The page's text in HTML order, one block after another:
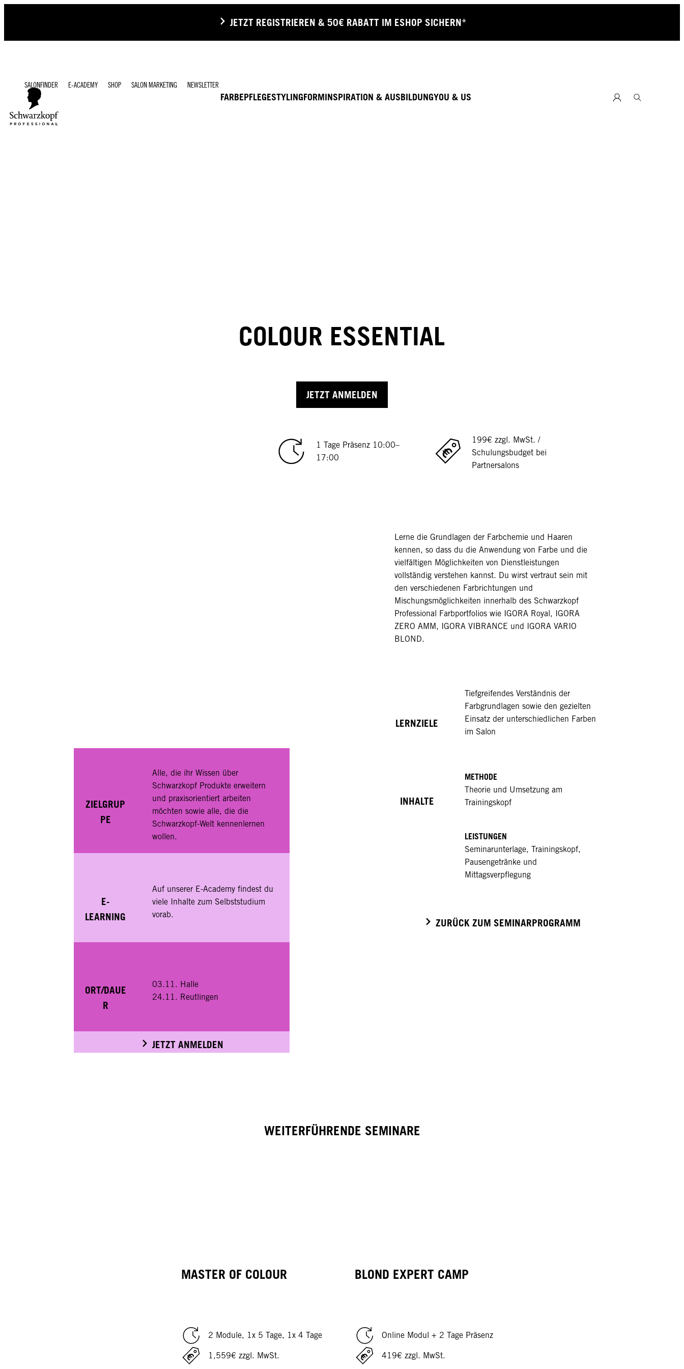
JETZT REGISTRIEREN & 50€ RABATT IM ESHOP SICHERN*
FARBEPFLEGESTYLINGFORMINSPIRATION & AUSBILDUNGYOU & US
SALONFINDER E-ACADEMY SHOP SALON MARKETING NEWSLETTER
COLOUR ESSENTIAL
JETZT ANMELDEN
1 Tage Präsenz 10:00–
17:00
199€ zzgl. MwSt. /
Schulungsbudget bei
Partnersalons
ZIELGRUP
PE
Alle, die ihr Wissen über
Schwarzkopf Produkte erweitern
und praxisorientiert arbeiten
möchten sowie alle, die die
Schwarzkopf-Welt kennenlernen
wollen.
E-
LEARNING
Auf unserer E-Academy findest du
viele Inhalte zum Selbststudium
vorab.
ORT/DAUE
R
03.11. Halle
24.11. Reutlingen
JETZT ANMELDEN
Lerne die Grundlagen der Farbchemie und Haaren
kennen, so dass du die Anwendung von Farbe und die
vielfältigen Möglichkeiten von Dienstleistungen
vollständig verstehen kannst. Du wirst vertraut sein mit
den verschiedenen Farbrichtungen und
Mischungsmöglichkeiten innerhalb des Schwarzkopf
Professional Farbportfolios wie IGORA Royal, IGORA
ZERO AMM, IGORA VIBRANCE und IGORA VARIO
BLOND.
LERNZIELE
Tiefgreifendes Verständnis der
Farbgrundlagen sowie den gezielten
Einsatz der unterschiedlichen Farben
im Salon
INHALTE
METHODE
Theorie und Umsetzung am
Trainingskopf
LEISTUNGEN
Seminarunterlage, Trainingskopf,
Pausengetränke und
Mittagsverpflegung
ZURÜCK ZUM SEMINARPROGRAMM
WEITERFÜHRENDE SEMINARE
MASTER OF COLOUR
2 Module, 1x 5 Tage, 1x 4 Tage
1,559€ zzgl. MwSt.
BLOND EXPERT CAMP
Online Modul + 2 Tage Präsenz
419€ zzgl. MwSt.